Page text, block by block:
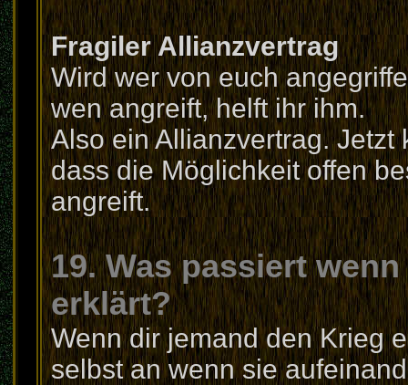
Fragiler Allianzvertrag
Wird wer von euch
wen angreift, helft ihr ihm.
Also ein Allianzvertrag.
dass die Möglichkeit offen
angreift.
19. Was passiert
erklärt?
Wenn dir jemand den Krieg
selbst an wenn sie